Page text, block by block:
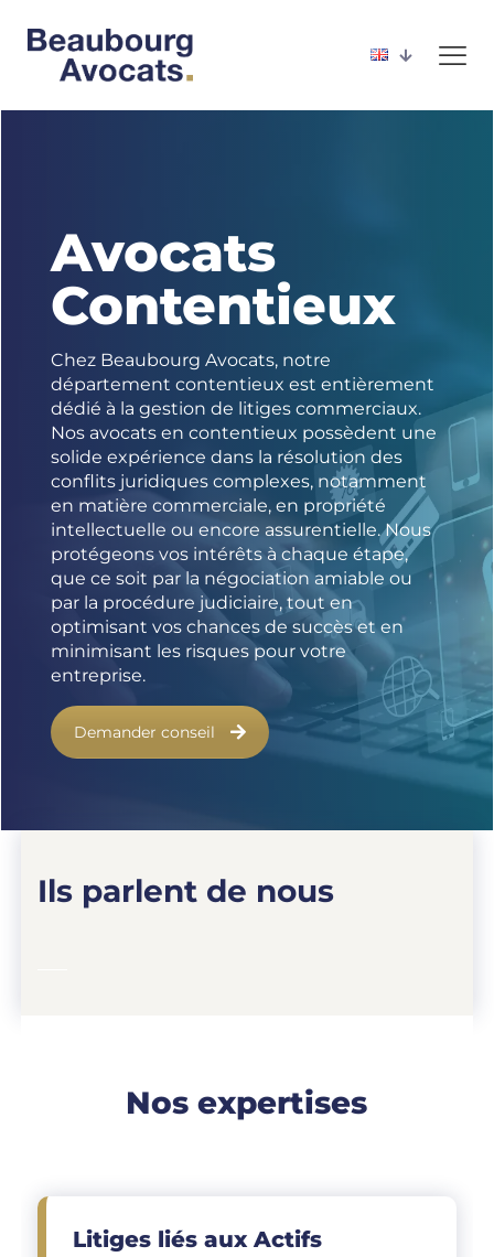
Avocats
Contentieux
Chez Beaubourg Avocats, notre
département contentieux est entièrement
dédié à la gestion de litiges commerciaux.
Nos avocats en contentieux possèdent une
solide expérience dans la résolution des
conflits juridiques complexes, notamment
en matière commerciale, en propriété
intellectuelle ou encore assurentielle. Nous
protégeons vos intérêts à chaque étape,
que ce soit par la négociation amiable ou
par la procédure judiciaire, tout en
optimisant vos chances de succès et en
minimisant les risques pour votre
entreprise.
Demander conseil
Ils parlent de nous
Nos expertises
Litiges liés aux Actifs